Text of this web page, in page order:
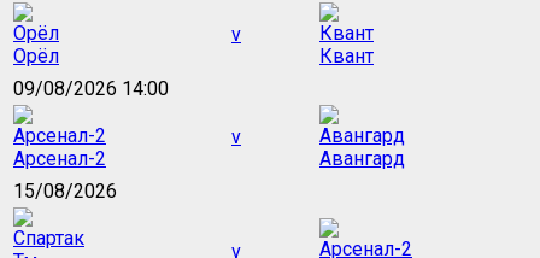
Орёл
v
Квант
09/08/2026 14:00
Арсенал-2
v
Авангард
15/08/2026
v